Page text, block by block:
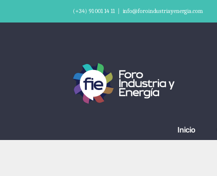
(+34) 91 001 14 11 info@foroindustriayenergia.com
Inicio